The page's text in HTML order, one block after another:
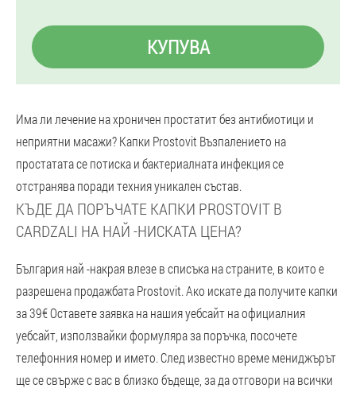
КУПУВА
Има ли лечение на хроничен простатит без антибиотици и
неприятни масажи? Капки Prostovit Възпалението на
простатата се потиска и бактериалната инфекция се
отстранява поради техния уникален състав.
КЪДЕ ДА ПОРЪЧАТЕ КАПКИ PROSTOVIT В
CARDZALI НА НАЙ -НИСКАТА ЦЕНА?
България най -накрая влезе в списъка на страните, в които е
разрешена продажбата Prostovit. Ако искате да получите капки
за 39€ Оставете заявка на нашия уебсайт на официалния
уебсайт, използвайки формуляра за поръчка, посочете
телефонния номер и името. След известно време мениджърът
ще се свърже с вас в близко бъдеще, за да отговори на всички